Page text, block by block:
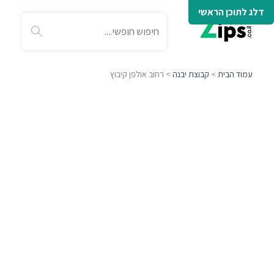
דלג לתוכן הראשי
עמוד הבית > קבוצת יבנה > רחוב אולפן קיבוץ